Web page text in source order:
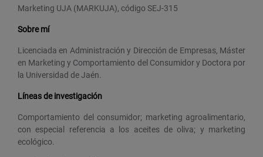
Marketing UJA (MARKUJA), código SEJ-315
Sobre mí
Licenciada en Administración y Dirección de Empresas, Máster
en Marketing y Comportamiento del Consumidor y Doctora por
la Universidad de Jaén.
Líneas de investigación
Comportamiento del consumidor; marketing agroalimentario,
con especial referencia a los aceites de oliva; y marketing
ecológico.